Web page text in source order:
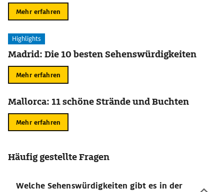
Mehr erfahren
Highlights
Madrid: Die 10 besten Sehenswürdigkeiten
Mehr erfahren
Mallorca: 11 schöne Strände und Buchten
Mehr erfahren
Häufig gestellte Fragen
Welche Sehenswürdigkeiten gibt es in der